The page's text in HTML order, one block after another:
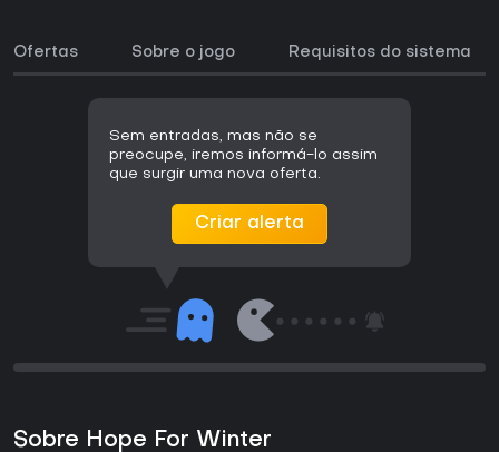
Ofertas Sobre o jogo Requisitos do sistema
Sem entradas, mas não se
preocupe, iremos informá-lo assim
que surgir uma nova oferta.
Criar alerta
Sobre Hope For Winter